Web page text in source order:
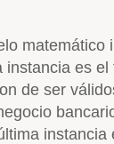
matemático
es
de ser